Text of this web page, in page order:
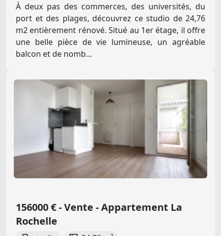
À deux pas des commerces, des universités, du
port et des plages, découvrez ce studio de 24,76
m2 entièrement rénové. Situé au 1er étage, il offre
une belle pièce de vie lumineuse, un agréable
balcon et de nomb...
156000 € - Vente - Appartement La
Rochelle